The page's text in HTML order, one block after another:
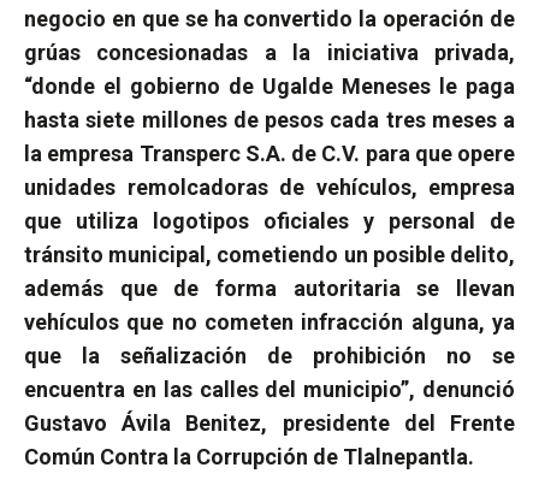
negocio en que se ha convertido la operación de
grúas concesionadas a la iniciativa privada,
“donde el gobierno de Ugalde Meneses le paga
hasta siete millones de pesos cada tres meses a
la empresa Transperc S.A. de C.V. para que opere
unidades remolcadoras de vehículos, empresa
que utiliza logotipos oficiales y personal de
tránsito municipal, cometiendo un posible delito,
además que de forma autoritaria se llevan
vehículos que no cometen infracción alguna, ya
que la señalización de prohibición no se
encuentra en las calles del municipio”, denunció
Gustavo Ávila Benitez, presidente del Frente
Común Contra la Corrupción de Tlalnepantla.